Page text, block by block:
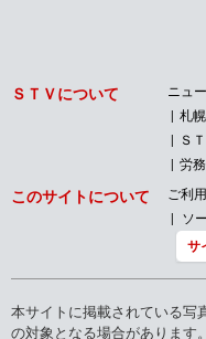
ＳＴＶについて ニュ
札
Ｓ
労
このサイトについて ご利
ソ
サ
本サイトに掲載されている写
の対象となる場合があります。